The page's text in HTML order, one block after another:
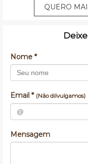
QUERO
Nome *
Email * (Não dilvulgamos)
Mensagem